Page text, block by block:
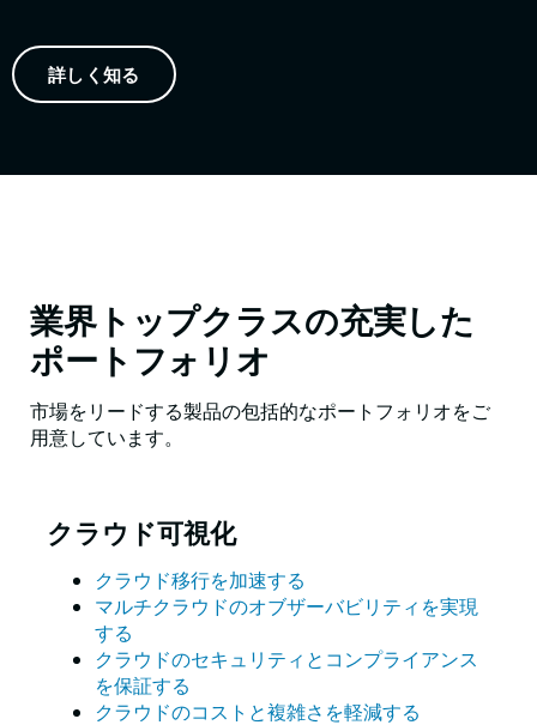
詳しく知る
業界トップクラスの充実した
ポートフォリオ
市場をリードする製品の包括的なポートフォリオをご
用意しています。
クラウド可視化
クラウド移行を加速する
マルチクラウドのオブザーバビリティを実現
する
クラウドのセキュリティとコンプライアンス
を保証する
クラウドのコストと複雑さを軽減する